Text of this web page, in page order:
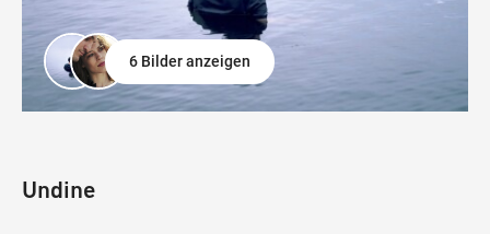
6 Bilder anzeigen
Undine